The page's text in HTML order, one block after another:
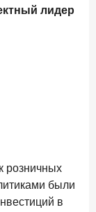
рассылки
ИССЛЕДОВАНИЕ
лидер
розничных
были
в